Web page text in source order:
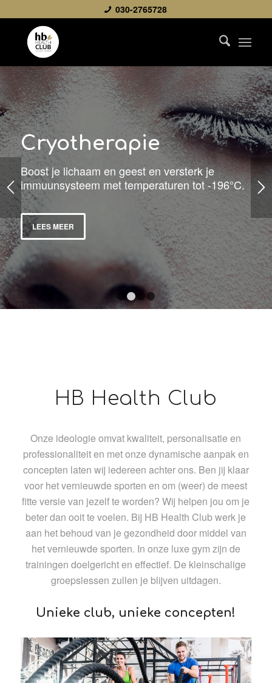
030-2765728
Cryotherapie
Boost je lichaam en geest en versterk je
immuunsysteem met temperaturen tot -196°C.
LEES MEER
1 2 3 4
HB Health Club
Onze ideologie omvat kwaliteit, personalisatie en
professionaliteit en met onze dynamische aanpak en
concepten laten wij iedereen achter ons. Ben jij klaar
voor het vernieuwde sporten en om (weer) de meest
fitte versie van jezelf te worden? Wij helpen jou om je
beter dan ooit te voelen. Bij HB Health Club werk je
aan het behoud van je gezondheid door middel van
het vernieuwde sporten. In onze luxe gym zijn de
trainingen doelgericht en effectief. De kleinschalige
groepslessen zullen je blijven uitdagen.
Unieke club, unieke concepten!